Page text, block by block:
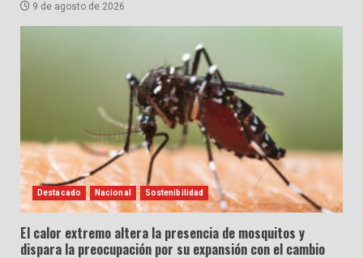
9 de agosto de 2026
Destacado Nacional Sostenibilidad
El calor extremo altera la presencia de mosquitos y
dispara la preocupación por su expansión con el cambio